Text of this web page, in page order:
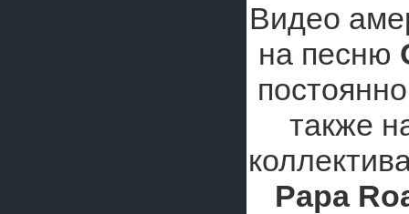
Видео
на песню
также
Papa